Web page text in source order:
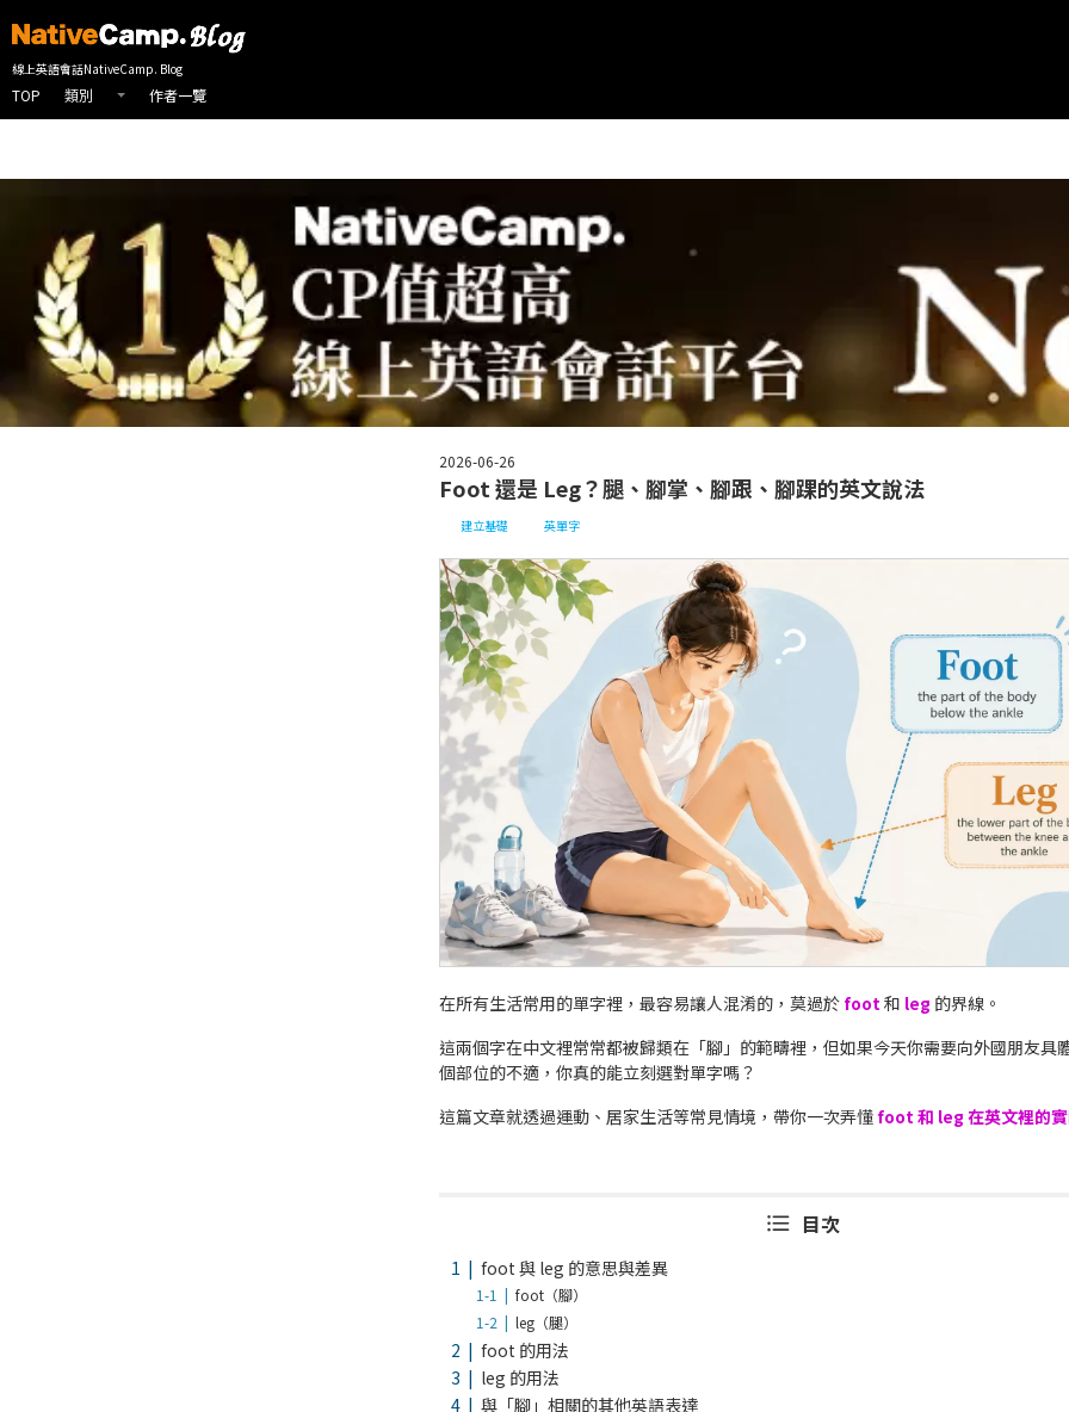
線上英會話首頁 NativeCamp 英會話部落格
線上英語會話NativeCamp. Blog
TOP 類別 作者一覽
2026-06-26
Foot 還是 Leg？腿、腳掌、腳跟、腳踝的英文說法
建立基礎 英單字
在所有生活常用的單字裡，最容易讓人混淆的，莫過於 foot 和 leg 的界線。
這兩個字在中文裡常常都被歸類在「腳」的範疇裡，但如果今天你需要向外國朋友具
個部位的不適，你真的能立刻選對單字嗎？
這篇文章就透過運動、居家生活等常見情境，帶你一次弄懂 foot 和 leg 在英文裡的
目次
foot 與 leg 的意思與差異
foot（腳）
leg（腿）
foot 的用法
leg 的用法
與「腳」相關的其他英語表達